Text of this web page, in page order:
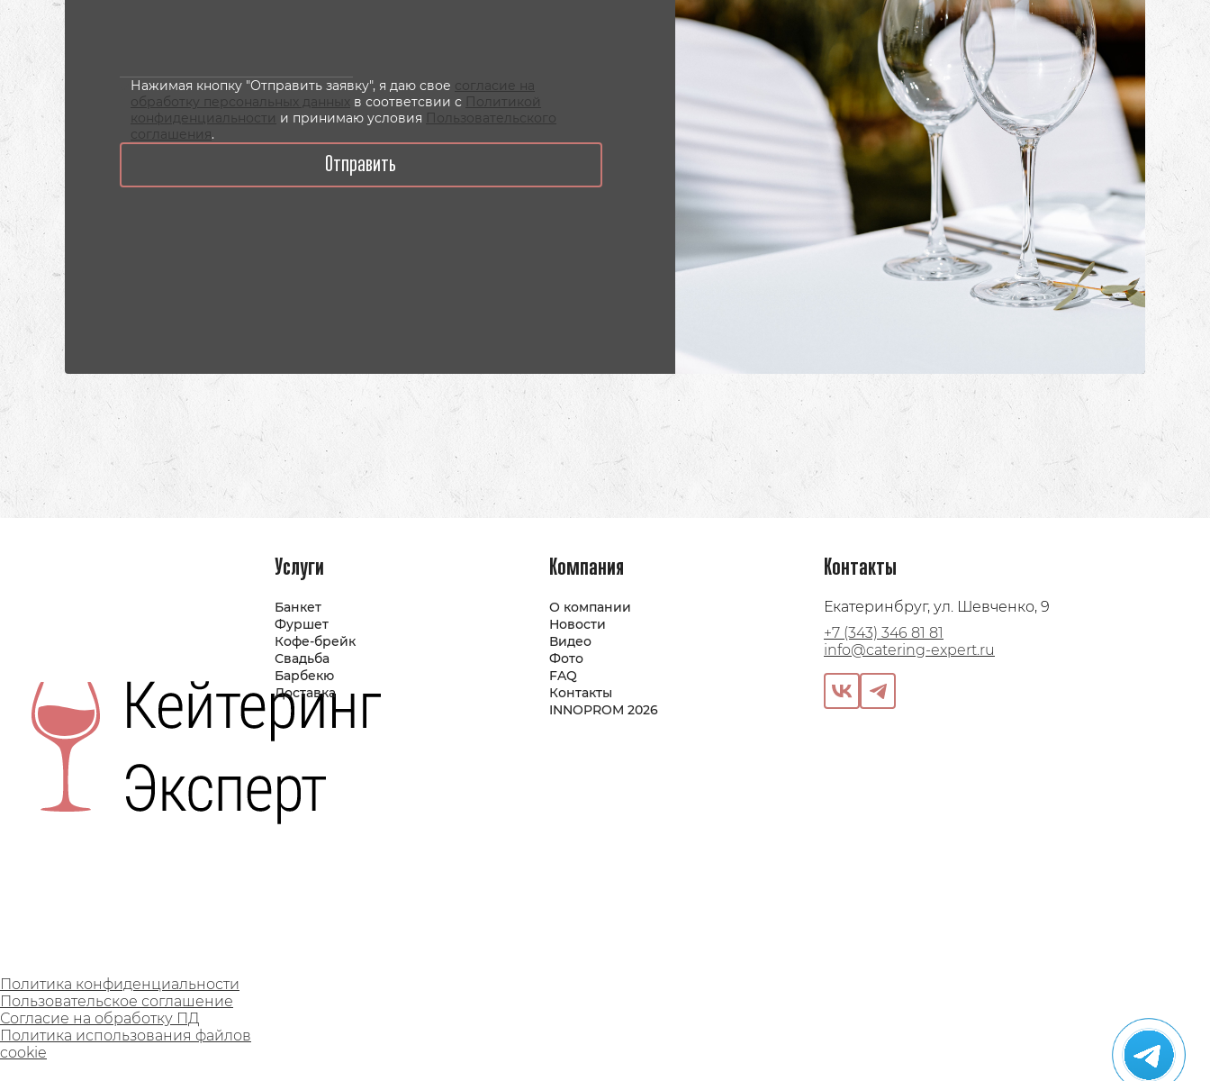
Нажимая кнопку "Отправить заявку", я даю свое согласие на
обработку персональных данных в соответсвии с Политикой
конфиденциальности и принимаю условия Пользовательского
соглашения.
Отправить
Услуги
Банкет
Фуршет
Кофе-брейк
Свадьба
Барбекю
Доставка
Компания
О компании
Новости
Видео
Фото
FAQ
Контакты
INNOPROM 2026
Контакты
Екатеринбруг, ул. Шевченко, 9
+7 (343) 346 81 81
info@catering-expert.ru
Политика конфиденциальности
Пользовательское соглашение
Согласие на обработку ПД
Политика использования файлов
cookie